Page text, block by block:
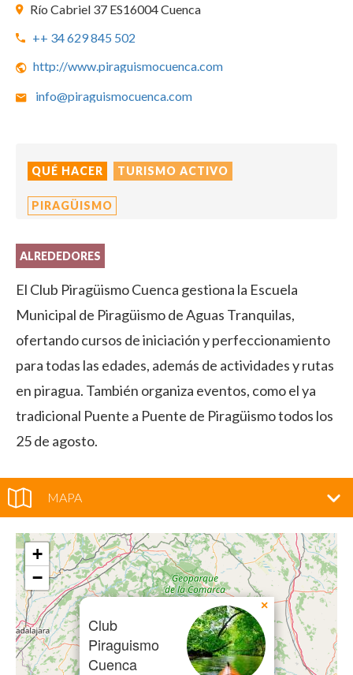
Río Cabriel 37 ES16004 Cuenca
++ 34 629 845 502
http://www.piraguismocuenca.com
info@piraguismocuenca.com
QUÉ HACER TURISMO ACTIVO
PIRAGÜISMO
ALREDEDORES
El Club Piragüismo Cuenca gestiona la Escuela
Municipal de Piragüismo de Aguas Tranquilas,
ofertando cursos de iniciación y perfeccionamiento
para todas las edades, además de actividades y rutas
en piragua. También organiza eventos, como el ya
tradicional Puente a Puente de Piragüismo todos los
25 de agosto.
MAPA
Club
Piraguismo
Cuenca
×
+
−